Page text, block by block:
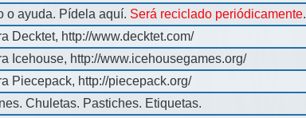
o ayuda. Pídela aquí. Será reciclado periódicamente.
Decktet, http://www.decktet.com/
Icehouse, http://www.icehousegames.org/
Piecepack, http://piecepack.org/
Chuletas. Pastiches. Etiquetas.